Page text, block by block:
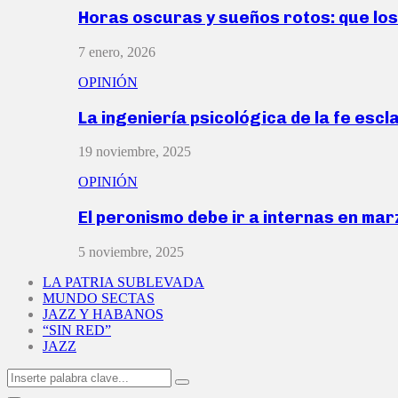
Horas oscuras y sueños rotos: que
7 enero, 2026
OPINIÓN
La ingeniería psicológica de la fe
19 noviembre, 2025
OPINIÓN
El peronismo debe ir a internas en
5 noviembre, 2025
LA PATRIA SUBLEVADA
MUNDO SECTAS
JAZZ Y HABANOS
“SIN RED”
JAZZ
Search
for:
Search